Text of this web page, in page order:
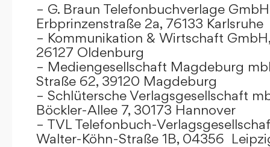
– G. Braun Telefonbuchverlage GmbH
Erbprinzenstraße 2a, 76133 Karlsruhe
– Kommunikation & Wirtschaft
26127 Oldenburg
– Mediengesellschaft Magdeburg
Straße 62, 39120 Magdeburg
– Schlütersche Verlagsgesellschaft
Böckler-Allee 7, 30173 Hannover
– TVL Telefonbuch-
Walter-Köhn-Straße 1B, 04356